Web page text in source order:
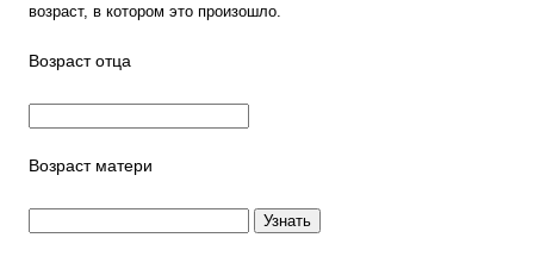
возраст, в котором это произошло.
Возраст отца
Возраст матери